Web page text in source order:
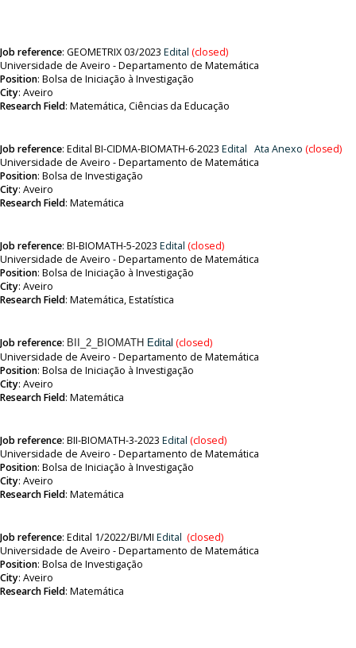
Job reference: GEOMETRIX 03/2023 Edital (closed)
Universidade de Aveiro - Departamento de Matemática
Position: Bolsa de Iniciação à Investigação
City: Aveiro
Research Field: Matemática, Ciências da Educação
Job reference: Edital BI-CIDMA-BIOMATH-6-2023 Edital Ata Anexo (closed)
Universidade de Aveiro - Departamento de Matemática
Position: Bolsa de Investigação
City: Aveiro
Research Field: Matemática
Job reference: BI-BIOMATH-5-2023 Edital (closed)
Universidade de Aveiro - Departamento de Matemática
Position: Bolsa de Iniciação à Investigação
City: Aveiro
Research Field: Matemática, Estatística
Job reference: BII_2_BIOMATH Edital (closed)
Universidade de Aveiro - Departamento de Matemática
Position: Bolsa de Iniciação à Investigação
City: Aveiro
Research Field: Matemática
Job reference: BII-BIOMATH-3-2023 Edital (closed)
Universidade de Aveiro - Departamento de Matemática
Position: Bolsa de Iniciação à Investigação
City: Aveiro
Research Field: Matemática
Job reference: Edital 1/2022/BI/MI Edital (closed)
Universidade de Aveiro - Departamento de Matemática
Position: Bolsa de Investigação
City: Aveiro
Research Field: Matemática